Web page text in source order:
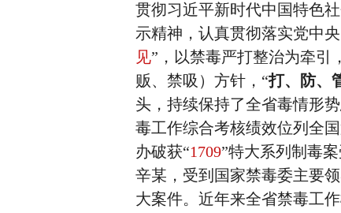
贯彻习近平新时代中国特色
示精神，认真贯彻落实党中
见”，以禁毒严打整治为牵引
贩、禁吸）方针，“打、防、
头，持续保持了全省毒情形
毒工作综合考核绩效位列全
办破获“1709”特大系列制毒
辛某，受到国家禁毒委主要
大案件。近年来全省禁毒工作